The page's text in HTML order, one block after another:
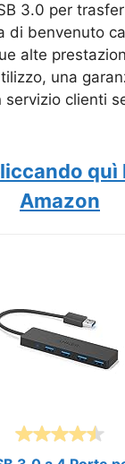
3.0 per
di benvenuto
alte
una
clienti
quì
Amazon